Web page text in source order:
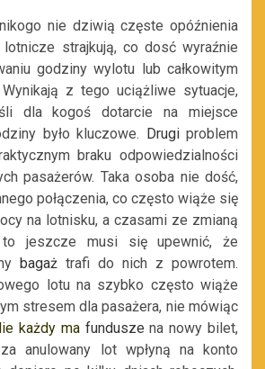
nie dziwią częste opóźnienia
strajkują, co dosć wyraźnie
godziny wylotu lub całkowitym
Wynikają z tego uciążliwe sytuacje,
dla kogoś dotarcie na miejsce
było kluczowe. Drugiproblem
braku odpowiedzialności
pasażerów. Taka osoba nie dość,
połączenia, co często wiąże się
na lotnisku, a czasami ze zmianą
to jeszcze musi się upewnić, że
bagaż trafi do nich z powrotem.
lotu na szybko często wiąże
stresem dla pasażera, nie mówiąc
każdy ma fundusze na nowy bilet,
za anulowany lot wpłyną na konto